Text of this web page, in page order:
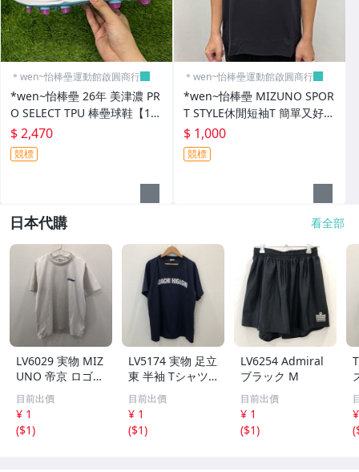
＊wen~怡棒壘運動館啟圓商行
*wen~怡棒壘 26年 美津濃 PR
O SELECT TPU 棒壘球鞋【11
$ 2,470
競標
＊wen~怡棒壘運動館啟圓商行
*wen~怡棒壘 MIZUNO SPOR
T STYLE休閒短袖T 簡單又好看
【D2TAD50209】現貨特價中
先詢問
$ 1,000
競標
日本代購 看全部
LV6029 実物 MIZ
UNO 帝京 ロゴ
半袖 Tシャツ ホ
ワイト L
目前出價
¥ 1
($1)
LV5174 実物 足立
東 半袖 Tシャツ
ネイビー L
目前出價
¥ 1
($1)
LV6254 Admiral
ブラック M
目前出價
¥ 1
($1)
(